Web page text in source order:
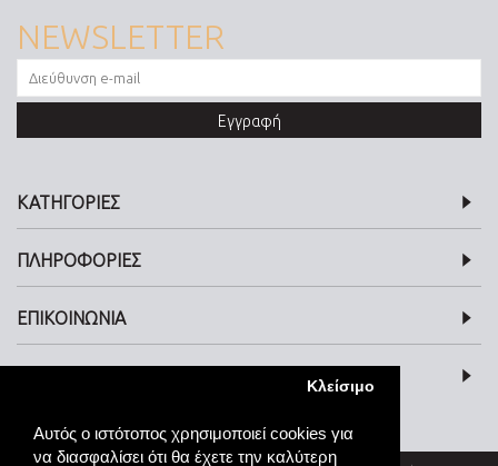
Αυτός ο ιστότοπος χρησιμοποιεί cookies για
να διασφαλίσει ότι θα έχετε την καλύτερη
Κλείσιμο
NEWSLETTER
Εγγραφή
ΚΑΤΗΓΟΡΙΕΣ
ΠΛΗΡΟΦΟΡΙΕΣ
ΕΠΙΚΟΙΝΩΝΙΑ